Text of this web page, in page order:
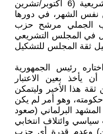
أشهر من إنجاز الانتخابات التشريعية (6 أكتوبر/تشرين
2019) والرئاسية (13 من نفس الشهر، في دورها
الجملي مرشح حزب
في المجلس التشريعي
جملة 217 ـ في نيل ثقة المجلس للتشكيل
رئيس الجمهورية
يأخذ بعين الاعتبار
هذا الأخير وليتمكن
وهو أمر لم يكن
البرلماني (صعود
سياسي وائتلاف انتخابي
وعدم قدرة أي حزب